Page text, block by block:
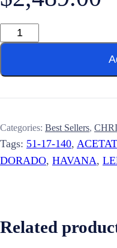
Categories: Best Sellers,
Tags: 51-17-140,
DORADO, HAVANA,
Related